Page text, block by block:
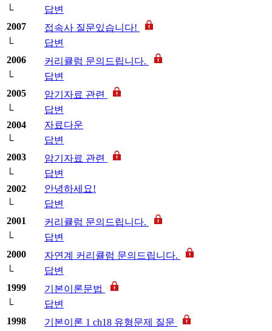
└
답변
2007
접속사 질문있습니다!
└
답변
2006
커리큘럼 문의드립니다.
└
답변
2005
암기자료 관련
└
답변
2004
자료다운
└
답변
2003
암기자료 관련
└
답변
2002
안녕하세요!
└
답변
2001
커리큘럼 문의드립니다.
└
답변
2000
자연계 커리큘럼 문의드립니다.
└
답변
1999
기본이론문법
└
답변
1998
기본이론 1 ch18 유형문제 질문